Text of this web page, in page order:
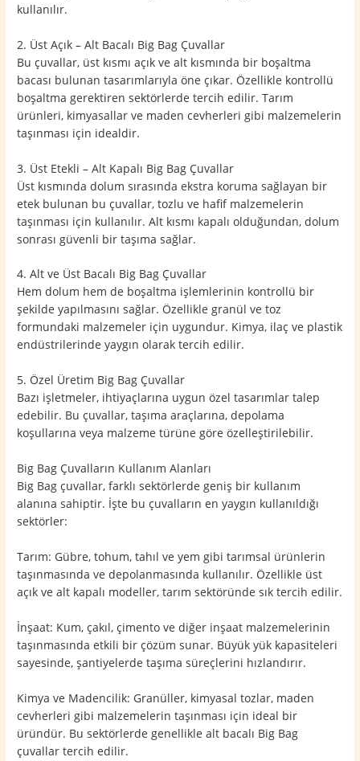
kullanılır.
2. Üst Açık – Alt Bacalı Big Bag Çuvallar
Bu çuvallar, üst kısmı açık ve alt kısmında bir boşaltma
bacası bulunan tasarımlarıyla öne çıkar. Özellikle kontrollü
boşaltma gerektiren sektörlerde tercih edilir. Tarım
ürünleri, kimyasallar ve maden cevherleri gibi malzemelerin
taşınması için idealdir.
3. Üst Etekli – Alt Kapalı Big Bag Çuvallar
Üst kısmında dolum sırasında ekstra koruma sağlayan bir
etek bulunan bu çuvallar, tozlu ve hafif malzemelerin
taşınması için kullanılır. Alt kısmı kapalı olduğundan, dolum
sonrası güvenli bir taşıma sağlar.
4. Alt ve Üst Bacalı Big Bag Çuvallar
Hem dolum hem de boşaltma işlemlerinin kontrollü bir
şekilde yapılmasını sağlar. Özellikle granül ve toz
formundaki malzemeler için uygundur. Kimya, ilaç ve plastik
endüstrilerinde yaygın olarak tercih edilir.
5. Özel Üretim Big Bag Çuvallar
Bazı işletmeler, ihtiyaçlarına uygun özel tasarımlar talep
edebilir. Bu çuvallar, taşıma araçlarına, depolama
koşullarına veya malzeme türüne göre özelleştirilebilir.
Big Bag Çuvalların Kullanım Alanları
Big Bag çuvallar, farklı sektörlerde geniş bir kullanım
alanına sahiptir. İşte bu çuvalların en yaygın kullanıldığı
sektörler:
Tarım: Gübre, tohum, tahıl ve yem gibi tarımsal ürünlerin
taşınmasında ve depolanmasında kullanılır. Özellikle üst
açık ve alt kapalı modeller, tarım sektöründe sık tercih edilir.
İnşaat: Kum, çakıl, çimento ve diğer inşaat malzemelerinin
taşınmasında etkili bir çözüm sunar. Büyük yük kapasiteleri
sayesinde, şantiyelerde taşıma süreçlerini hızlandırır.
Kimya ve Madencilik: Granüller, kimyasal tozlar, maden
cevherleri gibi malzemelerin taşınması için ideal bir
üründür. Bu sektörlerde genellikle alt bacalı Big Bag
çuvallar tercih edilir.